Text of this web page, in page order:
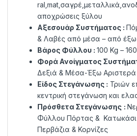
αποχρώσεις ξύλου
Αξεσουάρ Συστήματος :
& Λαβές από μέσα – από
Βάρος Φύλλου : 100 Kg –
Φορά Ανοίγματος
Δεξιά & Μέσα-Έξω Αριστερά
Είδος Στεγάνωσης : Τριών
κεντρική στεγάνωση και
Πρόσθετα Στεγάνωσης :
Φύλλου Πόρτας &
Περβάζια & Κορνίζες